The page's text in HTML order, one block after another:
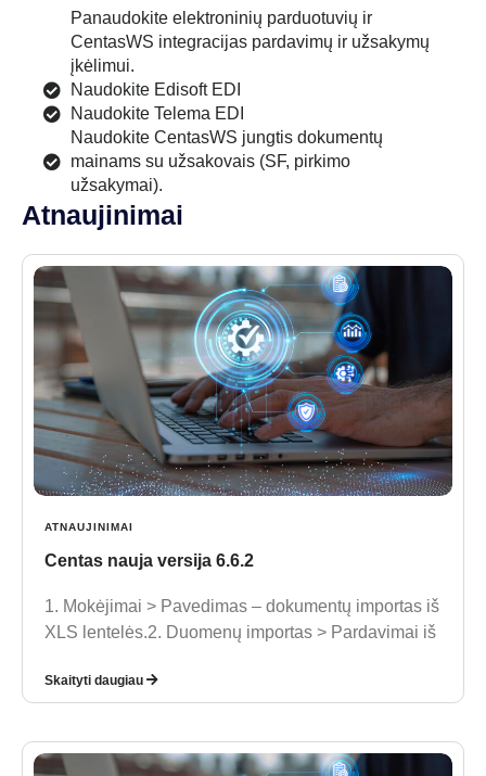
Panaudokite elektroninių parduotuvių ir
CentasWS integracijas pardavimų ir užsakymų
įkėlimui.
Naudokite Edisoft EDI
Naudokite Telema EDI
Naudokite CentasWS jungtis dokumentų
mainams su užsakovais (SF, pirkimo
užsakymai).
Atnaujinimai
ATNAUJINIMAI
Centas nauja versija 6.6.2
1. Mokėjimai > Pavedimas – dokumentų importas iš
XLS lentelės.2. Duomenų importas > Pardavimai iš
Skaityti daugiau